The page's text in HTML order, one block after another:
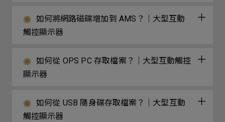
如何將網路磁碟增加到 AMS？｜大型互動
觸控顯示器
如何從 OPS PC 存取檔案？｜大型互動觸控
顯示器
如何從 USB 隨身碟存取檔案？｜大型互動
觸控顯示器